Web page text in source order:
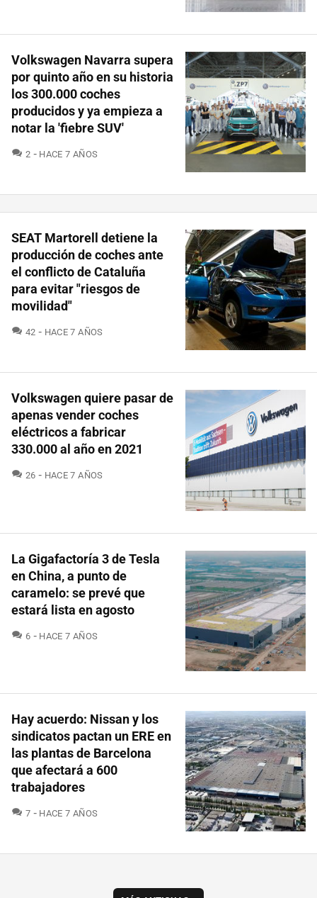
Volkswagen Navarra supera
por quinto año en su historia
los 300.000 coches
producidos y ya empieza a
notar la 'fiebre SUV'
2 COMENTARIOS
HACE 7 AÑOS
SEAT Martorell detiene la
producción de coches ante
el conflicto de Cataluña
para evitar "riesgos de
movilidad"
42 COMENTARIOS
HACE 7 AÑOS
Volkswagen quiere pasar de
apenas vender coches
eléctricos a fabricar
330.000 al año en 2021
26 COMENTARIOS
HACE 7 AÑOS
La Gigafactoría 3 de Tesla
en China, a punto de
caramelo: se prevé que
estará lista en agosto
6 COMENTARIOS
HACE 7 AÑOS
Hay acuerdo: Nissan y los
sindicatos pactan un ERE en
las plantas de Barcelona
que afectará a 600
trabajadores
7 COMENTARIOS
HACE 7 AÑOS